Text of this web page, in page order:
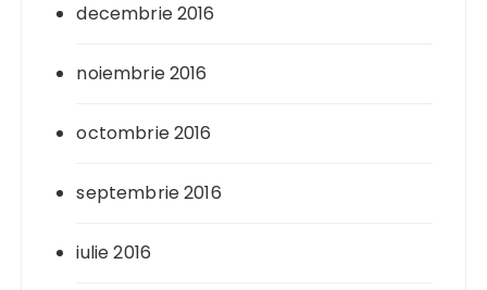
decembrie 2016
noiembrie 2016
octombrie 2016
septembrie 2016
iulie 2016